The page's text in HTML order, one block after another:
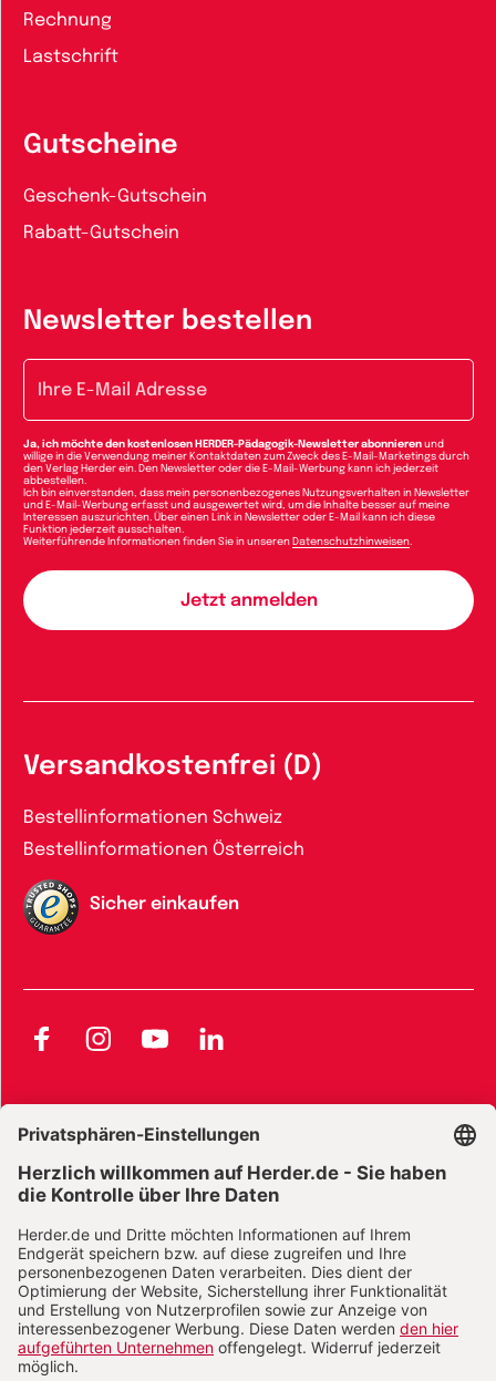
Rechnung
Lastschrift
Gutscheine
Geschenk-Gutschein
Rabatt-Gutschein
Newsletter bestellen
Ja, ich möchte den kostenlosen HERDER-Pädagogik-Newsletter abonnieren und
willige in die Verwendung meiner Kontaktdaten zum Zweck des E-Mail-Marketings durch
den Verlag Herder ein. Den Newsletter oder die E-Mail-Werbung kann ich jederzeit
abbestellen.
Ich bin einverstanden, dass mein personenbezogenes Nutzungsverhalten in Newsletter
und E-Mail-Werbung erfasst und ausgewertet wird, um die Inhalte besser auf meine
Interessen auszurichten. Über einen Link in Newsletter oder E-Mail kann ich diese
Funktion jederzeit ausschalten.
Weiterführende Informationen finden Sie in unseren Datenschutzhinweisen.
Versandkostenfrei (D)
Bestellinformationen Schweiz
Bestellinformationen Österreich
Sicher einkaufen
FacebookInstagramYouTubeLinkedIn
Widerrufsbelehrung E-Books
Widerrufsbelehrung Zeitschriften Datenschutz
Datenschutz Social Media Barrierefreiheit
Vertrag widerrufen